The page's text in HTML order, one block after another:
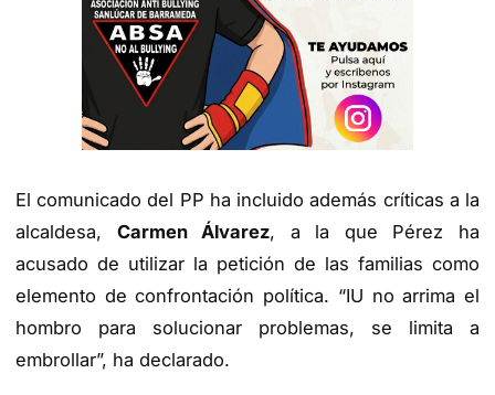
El comunicado del PP ha incluido además críticas a la
alcaldesa, Carmen Álvarez, a la que Pérez ha
acusado de utilizar la petición de las familias como
elemento de confrontación política. “IU no arrima el
hombro para solucionar problemas, se limita a
embrollar”, ha declarado.